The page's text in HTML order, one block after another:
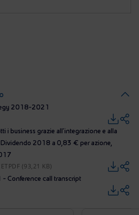
2018-2021
i business grazie all’integrazione e alla
2018 a 0,83 € per azione,
PDF (93,21 KB)
Conference call transcript